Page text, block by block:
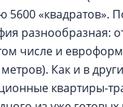
«квадратов».
разнообразная:
числе и
Как и в
квартиры-